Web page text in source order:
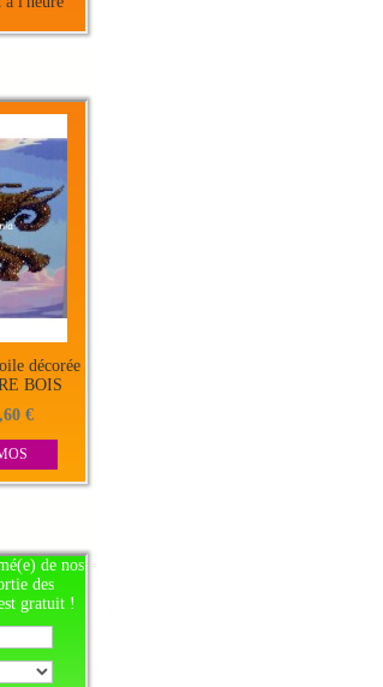
décorée
BOIS
€
de nos
des
gratuit !